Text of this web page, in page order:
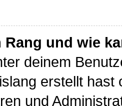
Rang und wie
deinem
erstellt
und